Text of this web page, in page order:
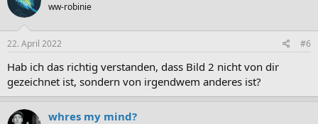
ww-robinie
22. April 2022 #6
Hab ich das richtig verstanden, dass Bild 2 nicht von dir
gezeichnet ist, sondern von irgendwem anderes ist?
whres my mind?